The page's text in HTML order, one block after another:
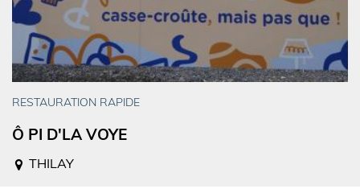
RESTAURATION RAPIDE
Ô PI D'LA VOYE
THILAY